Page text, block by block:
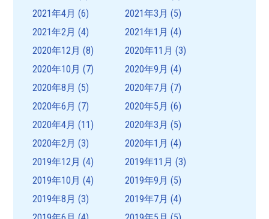
2021年4月 (6) 2021年3月 (5)
2021年2月 (4) 2021年1月 (4)
2020年12月 (8) 2020年11月 (3)
2020年10月 (7) 2020年9月 (4)
2020年8月 (5) 2020年7月 (7)
2020年6月 (7) 2020年5月 (6)
2020年4月 (11) 2020年3月 (5)
2020年2月 (3) 2020年1月 (4)
2019年12月 (4) 2019年11月 (3)
2019年10月 (4) 2019年9月 (5)
2019年8月 (3) 2019年7月 (4)